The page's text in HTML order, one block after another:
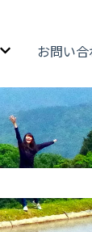
表示
スマウト編集
お問い